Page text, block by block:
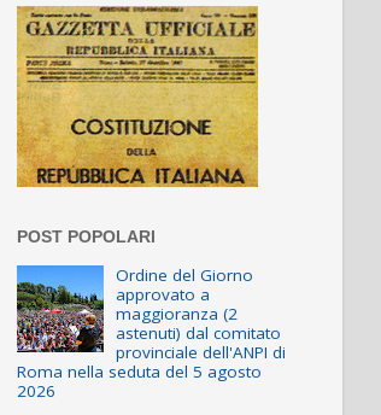
POST POPOLARI
Ordine del Giorno
approvato a
maggioranza (2
astenuti) dal comitato
provinciale dell'ANPI di
Roma nella seduta del 5 agosto
2026